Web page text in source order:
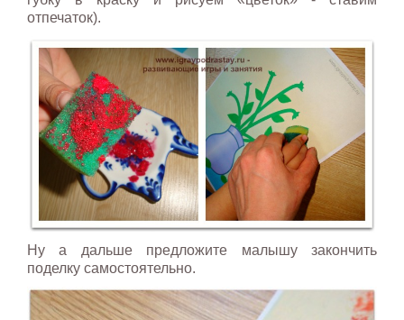
отпечаток).
Ну а дальше предложите малышу закончить
поделку самостоятельно.